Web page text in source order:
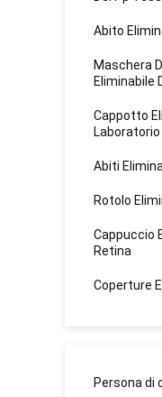
Abito
Maschera
Eliminabile
Cappotto
Laboratorio
Abiti
Rotolo
Cappuccio
Retina
Coperture
Persona di